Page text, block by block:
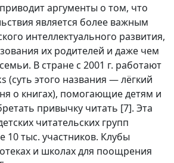
аргументы о том, что
является более важным
интеллектуального развития,
их родителей и даже чем
В стране с 2001 г. работают
(суть этого названия — лёгкий
о книгах), помогающие детям и
привычку читать [7]. Эта
читательских групп
10 тыс. участников. Клубы
и школах для поощрения